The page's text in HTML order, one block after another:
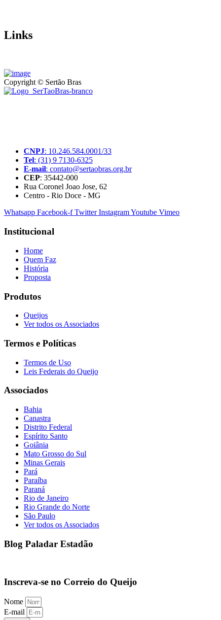
Links
Copyright © Sertão Bras
CNPJ: 10.246.584.0001/33
Tel: (31) 9 7130-6325
E-mail: contato@sertaobras.org.br
CEP: 35442-000
Rua Coronel Joao Jose, 62
Centro - Rio Doce - MG
Whatsapp Facebook-f Twitter InstagramYoutube Vimeo
Institucional
Home
Quem Faz
História
Proposta
Produtos
Queijos
Ver todos os Associados
Termos e Políticas
Termos de Uso
Leis Federais do Queijo
Associados
Bahia
Canastra
Distrito Federal
Espírito Santo
Goiânia
Mato Grosso do Sul
Minas Gerais
Pará
Paraíba
Paraná
Rio de Janeiro
Rio Grande do Norte
São Paulo
Ver todos os Associados
Blog Paladar Estadão
Inscreva-se no Correio do Queijo
Nome
E-mail